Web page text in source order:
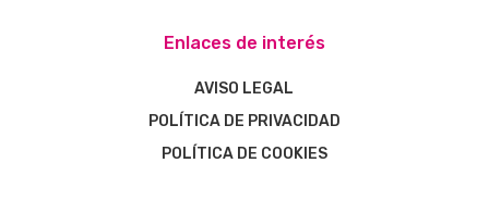
Enlaces de interés
AVISO LEGAL
POLÍTICA DE PRIVACIDAD
POLÍTICA DE COOKIES